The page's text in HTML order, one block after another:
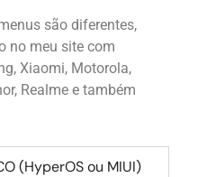
são diferentes,
no meu site com
Xiaomi, Motorola,
Realme e também
(HyperOS ou MIUI)